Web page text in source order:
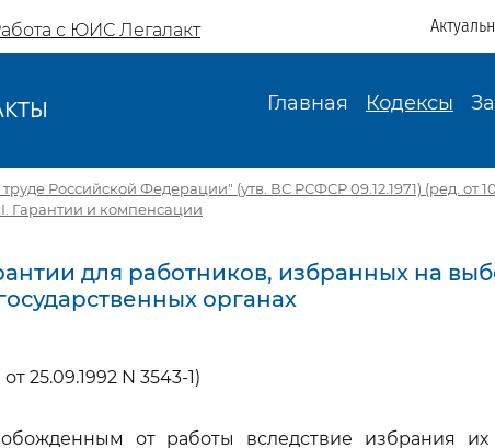
с ЮИС Легалакт
Главная Кодексы
Российской Федерации" (утв. ВС РСФСР 09.12.1971) (ред. от
Гарантии и компенсации
для работников, избранных на
органах
25.09.1992 N 3543-1)
от работы вследствие избрания